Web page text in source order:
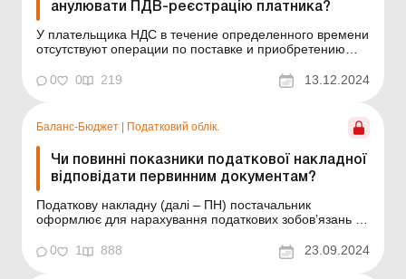
анулювати ПДВ-реєстрацію платника?
У плательщика НДС в течение определенного времени
отсутствуют операции по поставке и приобретению
21 декларации по НДС), которое переносится в
налоговый кредит следующих отчетных периодов. То
НДС под...
0 0 219 13.12.2024
Баланс-Бюджет Податковий облік.
Чи повинні показники податкової накладної
відповідати первинним документам?
Податкову накладну (далі – ПН) постачальник
оформлює для нарахування податкових зобов’язань з
спираючись на п. 44.1 Податкового кодексу (далі – ПК),
наголошують на тому, що дані ПН мають збігатися із
0 1 888 23.09.2024